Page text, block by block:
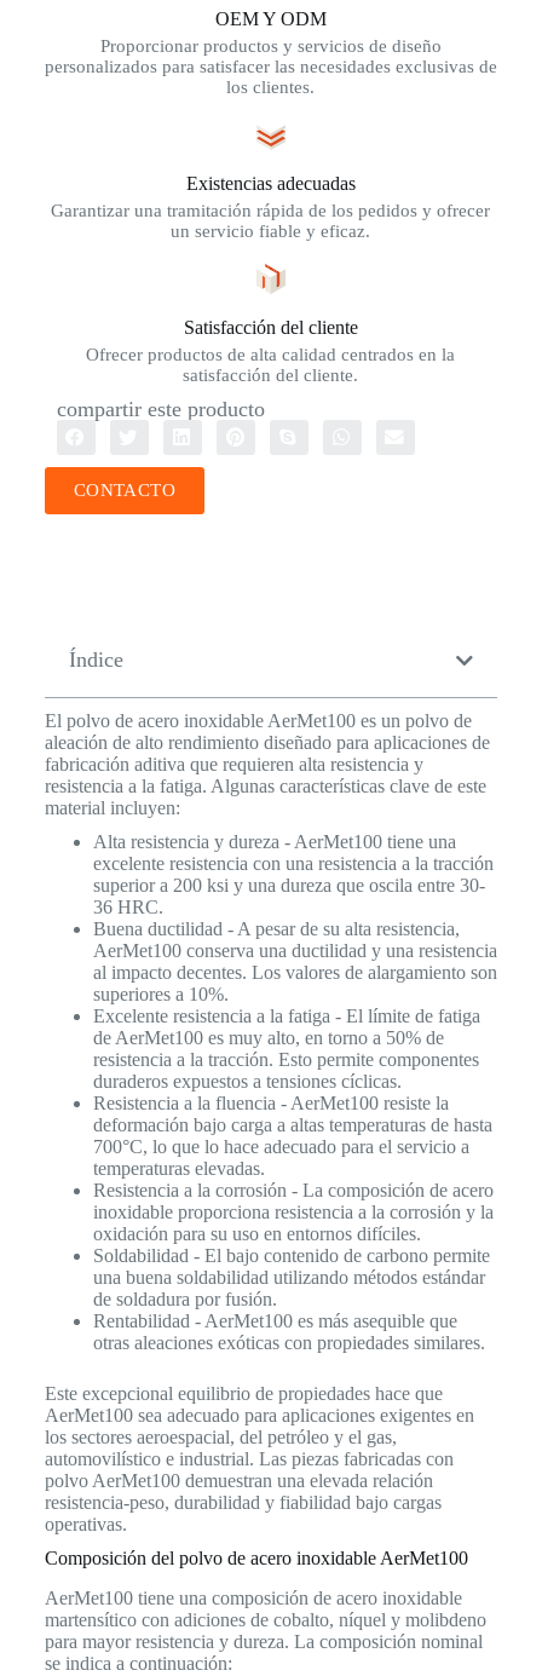
OEM Y ODM
Proporcionar productos y servicios de diseño
personalizados para satisfacer las necesidades exclusivas de
los clientes.
Existencias adecuadas
Garantizar una tramitación rápida de los pedidos y ofrecer
un servicio fiable y eficaz.
Satisfacción del cliente
Ofrecer productos de alta calidad centrados en la
satisfacción del cliente.
compartir este producto
CONTACTO
Índice
El polvo de acero inoxidable AerMet100 es un polvo de
aleación de alto rendimiento diseñado para aplicaciones de
fabricación aditiva que requieren alta resistencia y
resistencia a la fatiga. Algunas características clave de este
material incluyen:
Alta resistencia y dureza - AerMet100 tiene una
excelente resistencia con una resistencia a la tracción
superior a 200 ksi y una dureza que oscila entre 30-
36 HRC.
Buena ductilidad - A pesar de su alta resistencia,
AerMet100 conserva una ductilidad y una resistencia
al impacto decentes. Los valores de alargamiento son
superiores a 10%.
Excelente resistencia a la fatiga - El límite de fatiga
de AerMet100 es muy alto, en torno a 50% de
resistencia a la tracción. Esto permite componentes
duraderos expuestos a tensiones cíclicas.
Resistencia a la fluencia - AerMet100 resiste la
deformación bajo carga a altas temperaturas de hasta
700°C, lo que lo hace adecuado para el servicio a
temperaturas elevadas.
Resistencia a la corrosión - La composición de acero
inoxidable proporciona resistencia a la corrosión y la
oxidación para su uso en entornos difíciles.
Soldabilidad - El bajo contenido de carbono permite
una buena soldabilidad utilizando métodos estándar
de soldadura por fusión.
Rentabilidad - AerMet100 es más asequible que
otras aleaciones exóticas con propiedades similares.
Este excepcional equilibrio de propiedades hace que
AerMet100 sea adecuado para aplicaciones exigentes en
los sectores aeroespacial, del petróleo y el gas,
automovilístico e industrial. Las piezas fabricadas con
polvo AerMet100 demuestran una elevada relación
resistencia-peso, durabilidad y fiabilidad bajo cargas
operativas.
Composición del polvo de acero inoxidable AerMet100
AerMet100 tiene una composición de acero inoxidable
martensítico con adiciones de cobalto, níquel y molibdeno
para mayor resistencia y dureza. La composición nominal
se indica a continuación: